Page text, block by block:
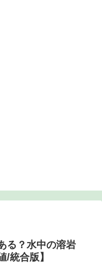
る？水中の溶岩
/統合版】